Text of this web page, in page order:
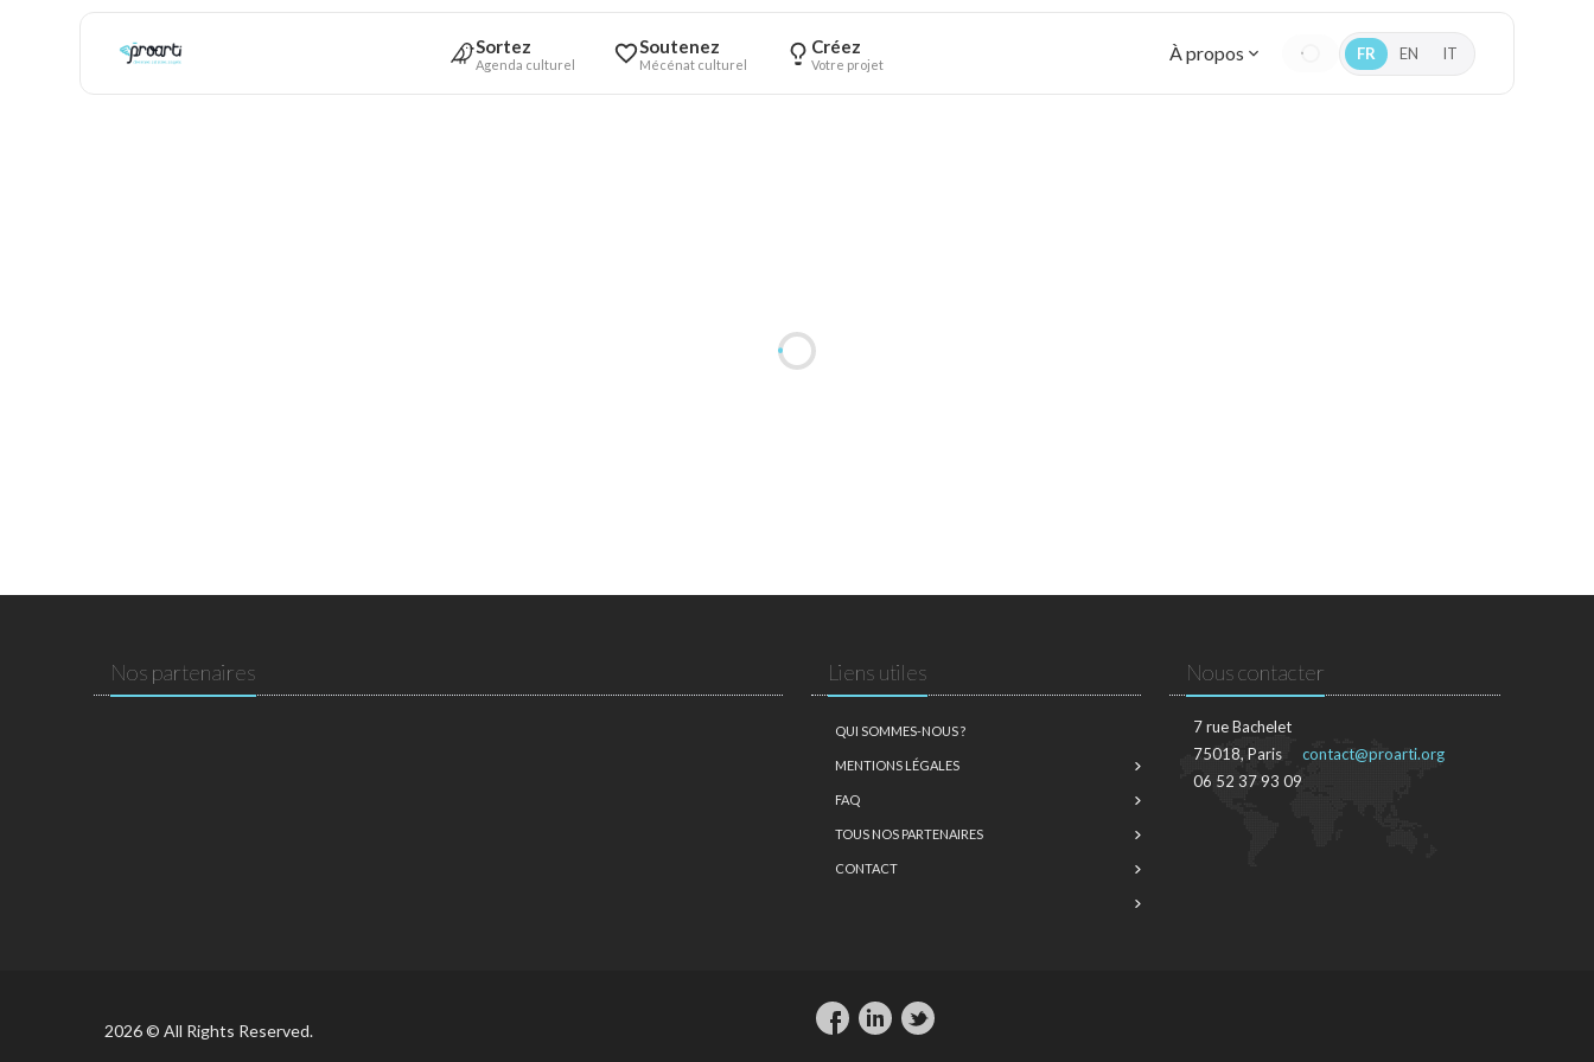
Sortez
Agenda culturel
Soutenez
Mécénat culturel
Créez
Votre projet À propos FR EN IT
Nos partenaires Liens utiles
QUI SOMMES-NOUS ?
MENTIONS LÉGALES
FAQ
TOUS NOS PARTENAIRES
CONTACT
Nous contacter
7 rue Bachelet
75018, Paris
06 52 37 93 09
contact@proarti.org
2026 © All Rights Reserved.